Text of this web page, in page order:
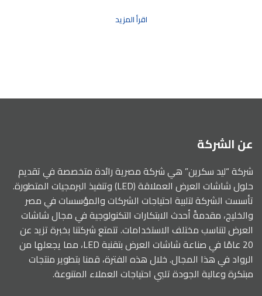
اقرأ المزيد
عن الشركة
شركة “ليد سكرين” هي شركة مصرية رائدة متخصصة في تقديم
حلول شاشات العرض العملاقة (LED) وتنفيذ البرمجيات المتطورة.
تأسست الشركة لتلبية احتياجات الشركات والمؤسسات في مصر
والخليج، مقدمةً أحدث الابتكارات التكنولوجية في مجال شاشات
العرض لتناسب مختلف الاستخدامات. تتمتع شركتنا بخبرة تزيد عن
20 عامًا في صناعة شاشات العرض بتقنية LED، مما يجعلها من
الرواد في هذا المجال. خلال هذه الفترة، قمنا بتطوير منتجات
مبتكرة وعالية الجودة تلبي احتياجات العملاء المتنوعة.